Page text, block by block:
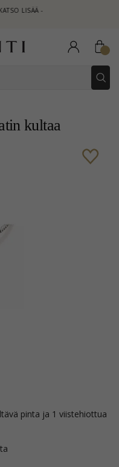
-
kultaa